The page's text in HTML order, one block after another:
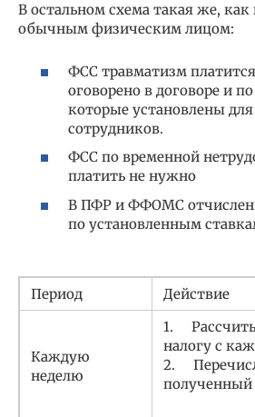
В остальном схема такая же, как
обычным физическим лицом:
ФСС травматизм
оговорено в договоре и
которые установлены
сотрудников.
ФСС по временной
платить не нужно
В ПФР и ФФОМС
по установленным
Период Действие
Каждую
неделю
1.
налогу с
2.